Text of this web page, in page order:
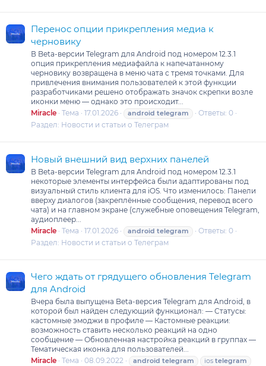
Перенос опции прикрепления медиа к
черновику
В Beta-версии Telegram для Android под номером 12.3.1
опция прикрепления медиафайла к напечатанному
черновику возвращена в меню чата с тремя точками. Для
привлечения внимания пользователей к этой функции
разработчиками решено отображать значок скрепки возле
иконки меню — однако это происходит...
Miracle Тема 17.01.2026 android telegram
Ответы: 0
Раздел: Новости и статьи о Телеграм
Новый внешний вид верхних панелей
В Beta-версии Telegram для Android под номером 12.3.1
некоторые элементы интерфейса были адаптированы под
визуальный стиль клиента для iOS. Что изменилось: Панели
вверху диалогов (закреплённые сообщения, перевод всего
чата) и на главном экране (служебные оповещения Telegram,
аудиоплеер...
Miracle Тема 17.01.2026 android telegram
Ответы: 0
Раздел: Новости и статьи о Телеграм
Чего ждать от грядущего обновления Telegram
для Android
Вчера была выпущена Beta-версия Telegram для Android, в
которой был найден следующий функционал: — Статусы:
кастомные эмоджи в профиле — Кастомные реакции:
возможность ставить несколько реакций на одно
сообщение — Обновленная настройка реакций в группах —
Тематическая иконка для пользователей...
Miracle Тема 08.09.2022 android telegram ios telegram